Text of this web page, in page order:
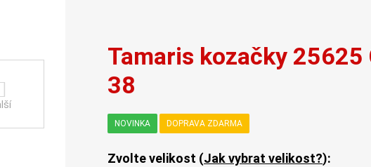
Tamaris kozačky
38
NOVINKA DOPRAVA ZDARMA
Zvolte velikost (Jak vybrat velikost?):